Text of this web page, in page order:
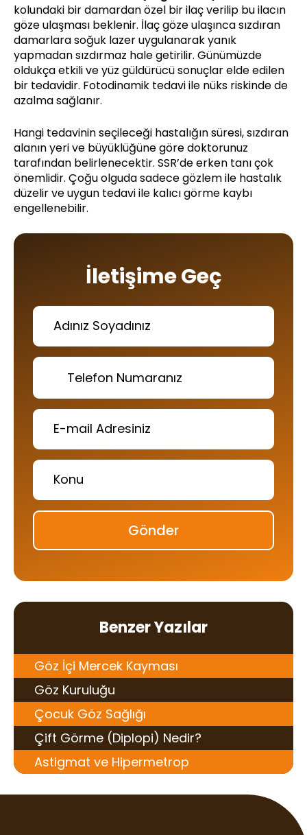
kolundaki bir damardan özel bir ilaç verilip bu ilacın
göze ulaşması beklenir. İlaç göze ulaşınca sızdıran
damarlara soğuk lazer uygulanarak yanık
yapmadan sızdırmaz hale getirilir. Günümüzde
oldukça etkili ve yüz güldürücü sonuçlar elde edilen
bir tedavidir. Fotodinamik tedavi ile nüks riskinde de
azalma sağlanır.
Hangi tedavinin seçileceği hastalığın süresi, sızdıran
alanın yeri ve büyüklüğüne göre doktorunuz
tarafından belirlenecektir. SSR’de erken tanı çok
önemlidir. Çoğu olguda sadece gözlem ile hastalık
düzelir ve uygun tedavi ile kalıcı görme kaybı
engellenebilir.
İletişime Geç
Gönder
Benzer Yazılar
Göz İçi Mercek Kayması
Göz Kuruluğu
Çocuk Göz Sağlığı
Çift Görme (Diplopi) Nedir?
Astigmat ve Hipermetrop